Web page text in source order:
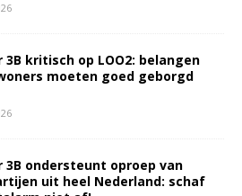
3B kritisch op LOO2: belangen
moeten goed geborgd
3B ondersteunt oproep van
uit heel Nederland: schaf